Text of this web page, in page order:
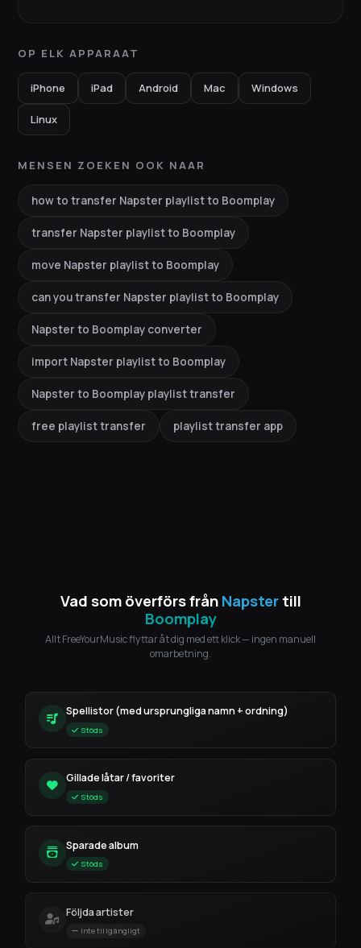
OP ELK APPARAAT
iPhone iPad Android Mac Windows
Linux
MENSEN ZOEKEN OOK NAAR
how to transfer Napster playlist to Boomplay
transfer Napster playlist to Boomplay
move Napster playlist to Boomplay
can you transfer Napster playlist to Boomplay
Napster to Boomplay converter
import Napster playlist to Boomplay
Napster to Boomplay playlist transfer
free playlist transfer playlist transfer app
Vad som överförs frånNapstertill
Boomplay
Allt FreeYourMusic flyttar åt dig med ett klick — ingen manuell
omarbetning.
Spellistor (med ursprungliga namn + ordning)
Stöds
Gillade låtar / favoriter
Stöds
Sparade album
Stöds
Följda artister
Inte tillgängligt